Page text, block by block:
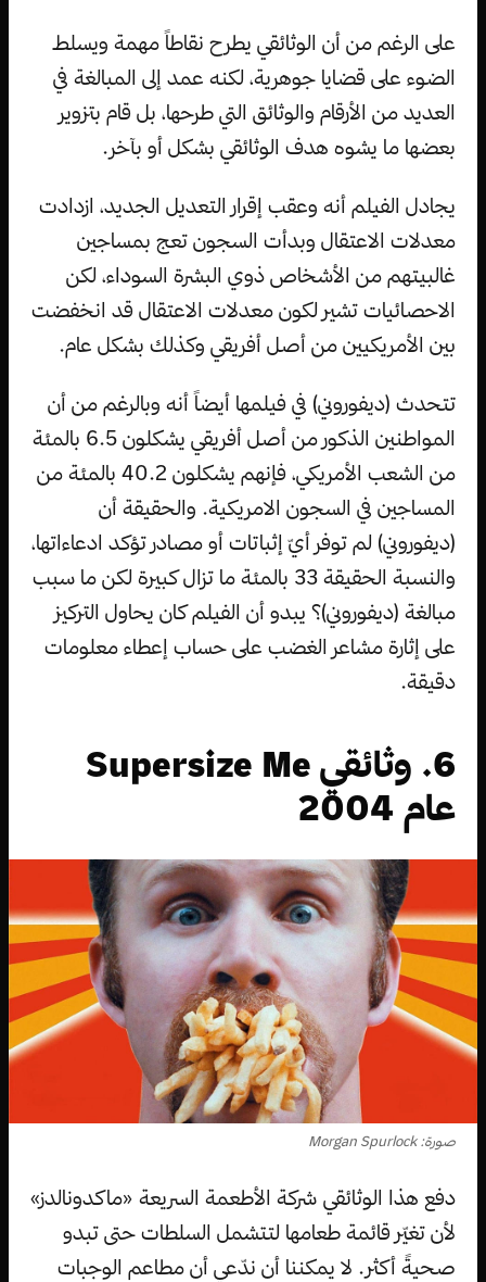
على الرغم من أن الوثائقي يطرح نقاطاً مهمة ويسلط
الضوء على قضايا جوهرية، لكنه عمد إلى المبالغة في
العديد من الأرقام والوثائق التي طرحها، بل قام بتزوير
بعضها ما يشوه هدف الوثائقي بشكل أو بآخر.
يجادل الفيلم أنه وعقب إقرار التعديل الجديد، ازدادت
معدلات الاعتقال وبدأت السجون تعج بمساجين
غالبيتهم من الأشخاص ذوي البشرة السوداء، لكن
الاحصائيات تشير لكون معدلات الاعتقال قد انخفضت
بين الأمريكيين من أصل أفريقي وكذلك بشكل عام.
تتحدث (ديفوروني) في فيلمها أيضاً أنه وبالرغم من أن
المواطنين الذكور من أصل أفريقي يشكلون 6.5 بالمئة
من الشعب الأمريكي، فإنهم يشكلون 40.2 بالمئة من
المساجين في السجون الامريكية. والحقيقة أن
(ديفوروني) لم توفر أيّ إثباتات أو مصادر تؤكد ادعاءاتها،
والنسبة الحقيقة 33 بالمئة ما تزال كبيرة لكن ما سبب
مبالغة (ديفوروني)؟ يبدو أن الفيلم كان يحاول التركيز
على إثارة مشاعر الغضب على حساب إعطاء معلومات
دقيقة.
6. وثائقي Supersize Me
عام 2004
صورة: Morgan Spurlock
دفع هذا الوثائقي شركة الأطعمة السريعة «ماكدونالدز»
لأن تغيّر قائمة طعامها لتتشمل السلطات حتى تبدو
صحيةً أكثر. لا يمكننا أن ندّعي أن مطاعم الوجبات